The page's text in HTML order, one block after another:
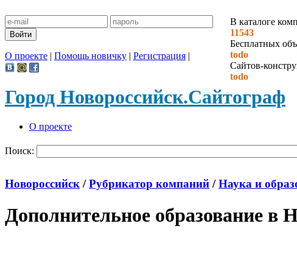
В каталоге
11543
Бесплатных
todo
Сайтов-
todo
О проекте | Помощь новичку | Регистрация |
Город Новороссийск.Сайтограф
О проекте
Поиск:
Новороссийск /Рубрикатор компаний /Наука и
Дополнительное образование в